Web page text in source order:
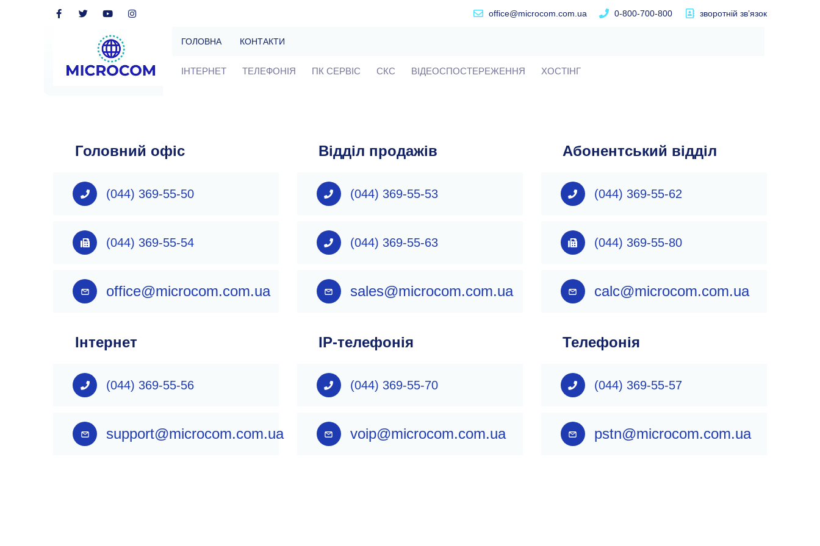
office@microcom.com.ua 0-800-700-800 зворотній звʼязок
ГОЛОВНА КОНТАКТИ
ІНТЕРНЕТ ТЕЛЕФОНІЯ ПК СЕРВІС СКС ВІДЕОСПОСТЕРЕЖЕННЯ ХОСТІНГ
Головний офіс
(044) 369-55-50
(044) 369-55-54
office@microcom.com.ua
Відділ продажів
(044) 369-55-53
(044) 369-55-63
sales@microcom.com.ua
Абонентський відділ
(044) 369-55-62
(044) 369-55-80
calc@microcom.com.ua
Інтернет
(044) 369-55-56
support@microcom.com.ua
IP-телефонія
(044) 369-55-70
voip@microcom.com.ua
Телефонія
(044) 369-55-57
pstn@microcom.com.ua